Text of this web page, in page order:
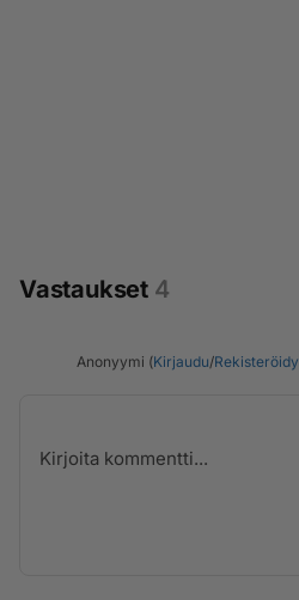
Vastaukset 4
Anonyymi (Kirjaudu/Rekisteröidy